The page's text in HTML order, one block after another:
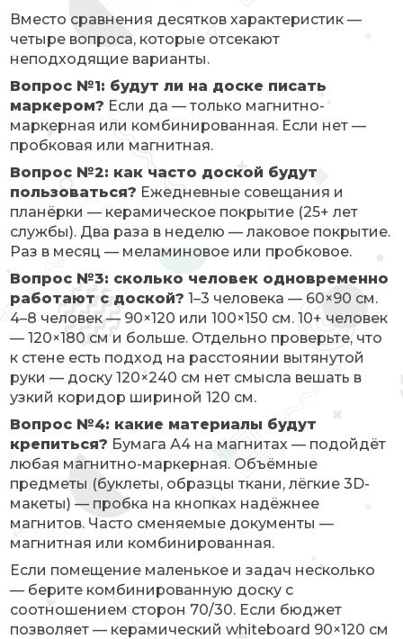
Вместо сравнения десятков характеристик —
четыре вопроса, которые отсекают
неподходящие варианты.
Вопрос №1: будут ли на доске писать
маркером? Если да — только магнитно-
маркерная или комбинированная. Если нет —
пробковая или магнитная.
Вопрос №2: как часто доской будут
пользоваться? Ежедневные совещания и
планёрки — керамическое покрытие (25+ лет
службы). Два раза в неделю — лаковое покрытие.
Раз в месяц — меламиновое или пробковое.
Вопрос №3: сколько человек одновременно
работают с доской? 1–3 человека — 60×90 см.
4–8 человек — 90×120 или 100×150 см. 10+ человек
— 120×180 см и больше. Отдельно проверьте, что
к стене есть подход на расстоянии вытянутой
руки — доску 120×240 см нет смысла вешать в
узкий коридор шириной 120 см.
Вопрос №4: какие материалы будут
крепиться? Бумага А4 на магнитах — подойдёт
любая магнитно-маркерная. Объёмные
предметы (буклеты, образцы ткани, лёгкие 3D-
макеты) — пробка на кнопках надёжнее
магнитов. Часто сменяемые документы —
магнитная или комбинированная.
Если помещение маленькое и задач несколько
— берите комбинированную доску с
соотношением сторон 70/30. Если бюджет
позволяет — керамический whiteboard 90×120 см